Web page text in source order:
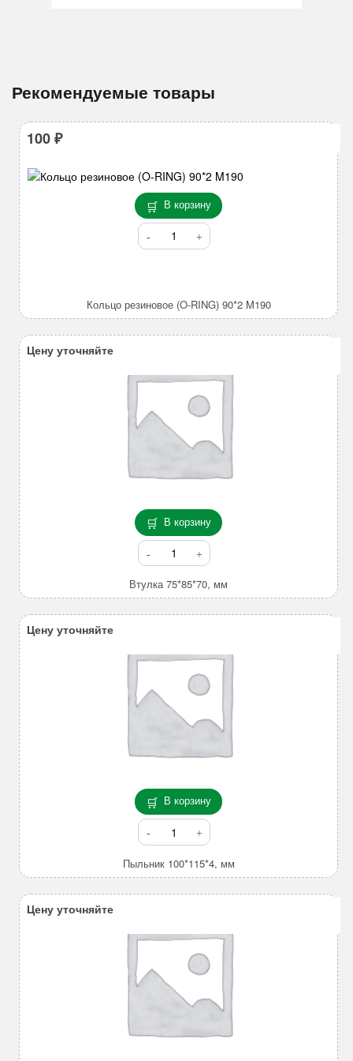
Рекомендуемые товары
В корзину
Количество
товара
RING)
Кольцо резиновое (O-RING) 90*2 M190
100₽
В корзину
Количество
товара
Втулка
75*85*70,
мм
Втулка 75*85*70, мм
Цену уточняйте
В корзину
Количество
товара
Пыльник
100*115*4,
мм
Пыльник 100*115*4, мм
Цену уточняйте
Цену уточняйте